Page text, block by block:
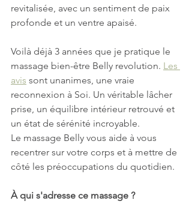
revitalisée, avec un sentiment de paix
profonde et un ventre apaisé.
Voilà déjà 3 années que je pratique le
massage bien-être Belly revolution. Les
avis sont unanimes, une vraie
reconnexion à Soi. Un véritable lâcher
prise, un équilibre intérieur retrouvé et
un état de sérénité incroyable.
Le massage Belly vous aide à vous
recentrer sur votre corps et à mettre de
côté les préoccupations du quotidien.
À qui s'adresse ce massage ?